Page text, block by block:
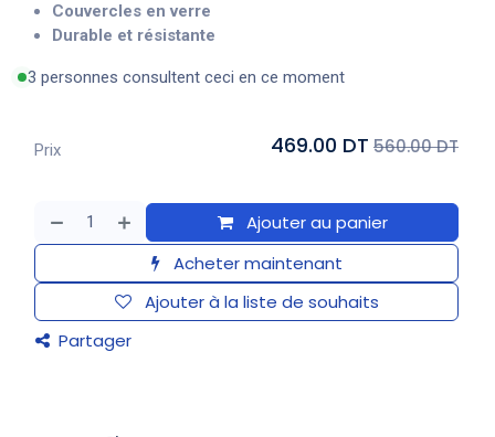
Couvercles en verre
Durable et résistante
3 personnes consultent ceci en ce moment
Ajouter au panier
Acheter maintenant
Ajouter à la liste de souhaits
Partager
Prix 469.00 DT 560.00 DT